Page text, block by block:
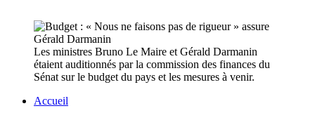
Les ministres Bruno Le Maire et Gérald Darmanin
étaient auditionnés par la commission des finances du
Sénat sur le budget du pays et les mesures à venir.
Accueil